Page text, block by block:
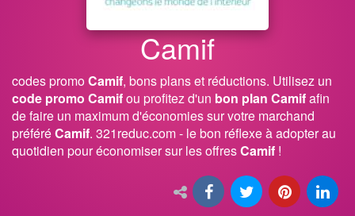
Camif
codes promoCamif, bons plans et réductions. Utilisez un
code promo Camifou profitez d'un bon plan Camifafin
de faire un maximum d'économies sur votre marchand
préféréCamif. 321reduc.com - le bon réflexe à adopter au
quotidien pour économiser sur les offresCamif !